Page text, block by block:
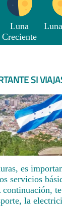
Luna
Creciente
SI
es
servicios
continuación,
la